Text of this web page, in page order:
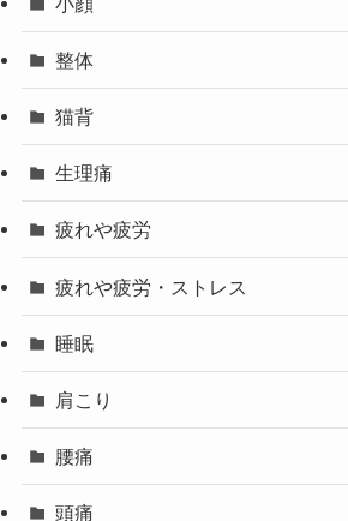
整体
猫背
生理痛
疲れや疲労
疲れや疲労・ストレス
睡眠
肩こり
腰痛
頭痛